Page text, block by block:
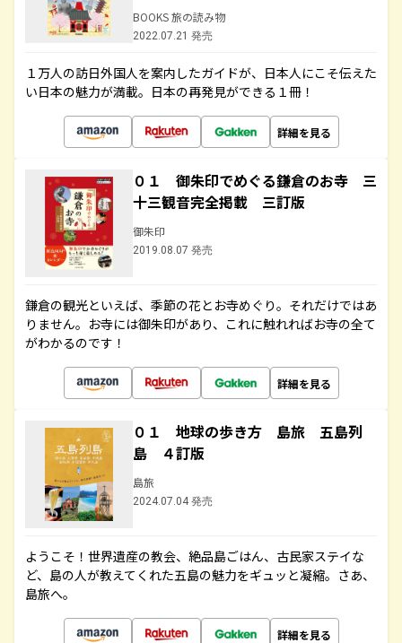
BOOKS 旅の読み物
2022.07.21 発売
１万人の訪日外国人を案内したガイドが、日本人にこそ伝えた
い日本の魅力が満載。日本の再発見ができる１冊！
詳細を見る
０１ 御朱印でめぐる鎌倉のお寺 三
十三観音完全掲載 三訂版
御朱印
2019.08.07 発売
鎌倉の観光といえば、季節の花とお寺めぐり。それだけではあ
りません。お寺には御朱印があり、これに触れればお寺の全て
がわかるのです！
詳細を見る
０１ 地球の歩き方 島旅 五島列
島 ４訂版
島旅
2024.07.04 発売
ようこそ！世界遺産の教会、絶品島ごはん、古民家ステイな
ど、島の人が教えてくれた五島の魅力をギュッと凝縮。さあ、
島旅へ。
詳細を見る